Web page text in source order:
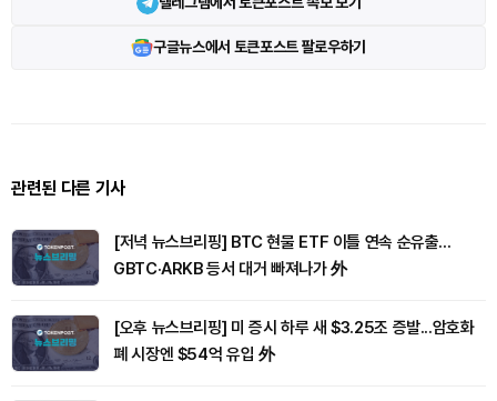
구글뉴스에서 토큰포스트 팔로우하기
관련된 다른 기사
[저녁 뉴스브리핑] BTC 현물 ETF 이틀 연속 순유출...
GBTC·ARKB 등서 대거 빠져나가 外
[오후 뉴스브리핑] 미 증시 하루 새 $3.25조 증발...암호화
폐 시장엔 $54억 유입 外